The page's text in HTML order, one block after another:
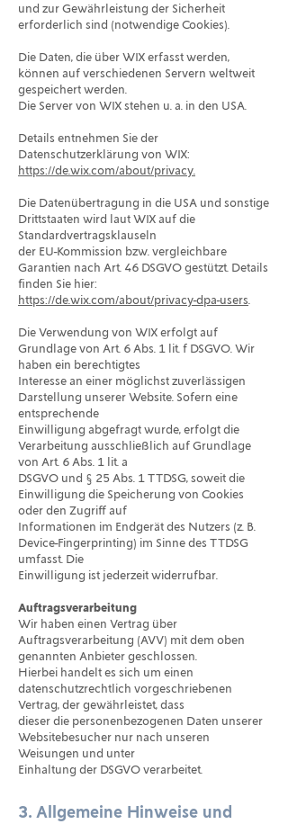
und zur Gewährleistung der Sicherheit
erforderlich sind (notwendige Cookies).
Die Daten, die über WIX erfasst werden,
können auf verschiedenen Servern weltweit
gespeichert werden.
Die Server von WIX stehen u. a. in den USA.
Details entnehmen Sie der
Datenschutzerklärung von WIX:
https://de.wix.com/about/privacy.
Die Datenübertragung in die USA und sonstige
Drittstaaten wird laut WIX auf die
Standardvertragsklauseln
der EU-Kommission bzw. vergleichbare
Garantien nach Art. 46 DSGVO gestützt. Details
finden Sie hier:
https://de.wix.com/about/privacy-dpa-users.
Die Verwendung von WIX erfolgt auf
Grundlage von Art. 6 Abs. 1 lit. f DSGVO. Wir
haben ein berechtigtes
Interesse an einer möglichst zuverlässigen
Darstellung unserer Website. Sofern eine
entsprechende
Einwilligung abgefragt wurde, erfolgt die
Verarbeitung ausschließlich auf Grundlage
von Art. 6 Abs. 1 lit. a
DSGVO und § 25 Abs. 1 TTDSG, soweit die
Einwilligung die Speicherung von Cookies
oder den Zugriff auf
Informationen im Endgerät des Nutzers (z. B.
Device-Fingerprinting) im Sinne des TTDSG
umfasst. Die
Einwilligung ist jederzeit widerrufbar.
Auftragsverarbeitung
Wir haben einen Vertrag über
Auftragsverarbeitung (AVV) mit dem oben
genannten Anbieter geschlossen.
Hierbei handelt es sich um einen
datenschutzrechtlich vorgeschriebenen
Vertrag, der gewährleistet, dass
dieser die personenbezogenen Daten unserer
Websitebesucher nur nach unseren
Weisungen und unter
Einhaltung der DSGVO verarbeitet.
3. Allgemeine Hinweise und